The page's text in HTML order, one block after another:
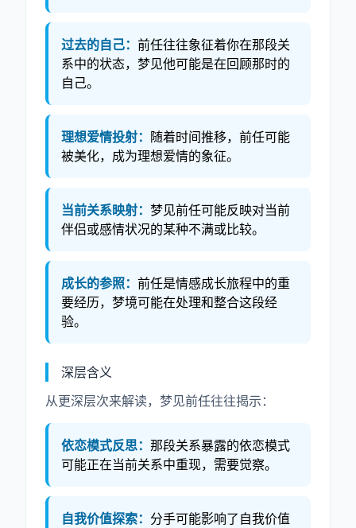
过去的自己： 前任往往象征着你在那段关
系中的状态，梦见他可能是在回顾那时的
自己。
理想爱情投射： 随着时间推移，前任可能
被美化，成为理想爱情的象征。
当前关系映射： 梦见前任可能反映对当前
伴侣或感情状况的某种不满或比较。
成长的参照： 前任是情感成长旅程中的重
要经历，梦境可能在处理和整合这段经
验。
深层含义
从更深层次来解读，梦见前任往往揭示：
依恋模式反思： 那段关系暴露的依恋模式
可能正在当前关系中重现，需要觉察。
自我价值探索： 分手可能影响了自我价值